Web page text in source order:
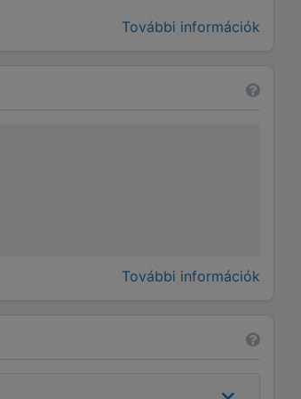
További információk
További információk